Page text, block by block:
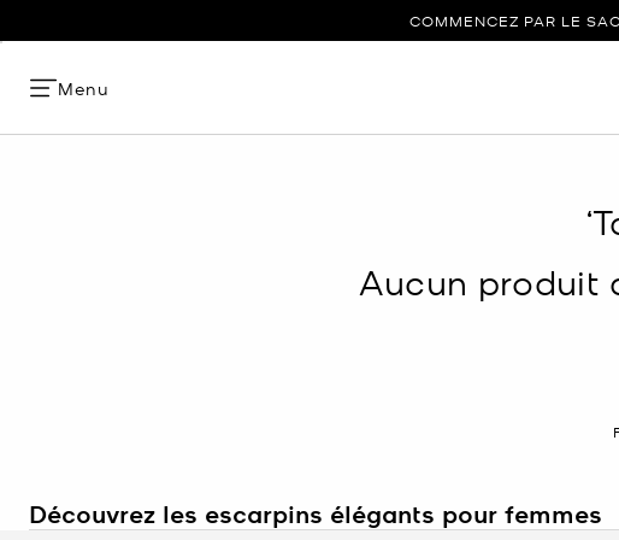
COMMENCEZ PAR LE
Menu
Aucun produit
Découvrez les escarpins élégants pour femmes